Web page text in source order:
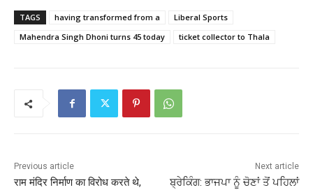
TAGS having transformed from a
Liberal Sports
Mahendra Singh Dhoni turns 45 today
ticket collector to Thala
Previous article
राम मंदिर निर्माण का विरोध करते थे,
Next article
ਬ੍ਰੇਕਿੰਗ: ਭਾਜਪਾ ਨੂੰ ਚੋਣਾਂ ਤੋਂ ਪਹਿਲਾਂ